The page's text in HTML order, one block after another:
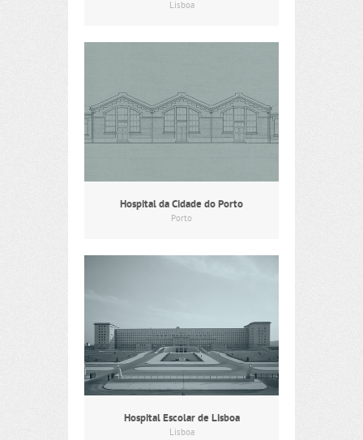
Lisboa
Hospital da Cidade do Porto
Porto
Hospital Escolar de Lisboa
Lisboa